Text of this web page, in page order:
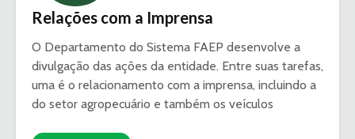
Relações com a Imprensa
O Departamento do Sistema FAEP desenvolve a
divulgação das ações da entidade. Entre suas tarefas,
uma é o relacionamento com a imprensa, incluindo a
do setor agropecuário e também os veículos